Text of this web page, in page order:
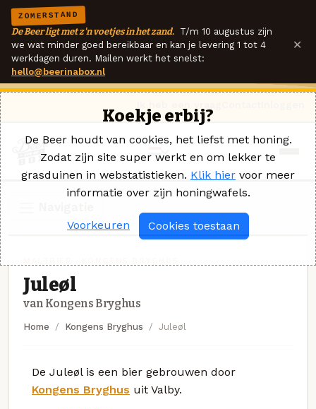
ZOMERSTAND
De Beer ligt met z'n voetjes in het zand. T/m 10 augustus zijn
we wat minder goed bereikbaar en kan je levering 1 tot 4
werkdagen duren. Mailen werkt het snelst:
hello@beerinabox.nl
×
Juleøl
van Kongens Bryghus
Home Kongens Bryghus Juleøl
De Juleøl is een bier gebrouwen door
Kongens Bryghus uit Valby.
Koekje erbij?
De Beer houdt van cookies, het liefst met honing.
Zodat zijn site super werkt en om lekker te
grasduinen in webstatistieken. Klik hier voor meer
informatie over zijn honingwafels.
Voorkeuren Cookies toestaan